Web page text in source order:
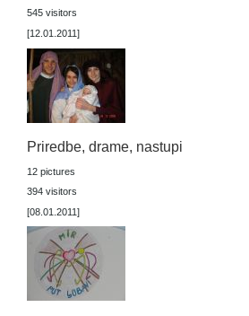
545 visitors
[12.01.2011]
Priredbe, drame, nastupi
12 pictures
394 visitors
[08.01.2011]